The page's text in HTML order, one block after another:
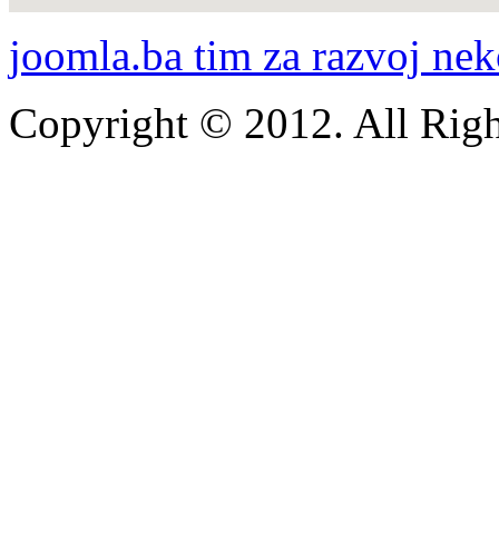
joomla.ba tim za razvoj
Copyright © 2012. All